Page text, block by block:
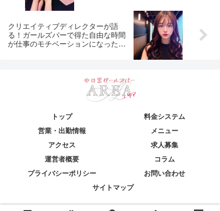
クリエイティブディレクターが語
る！ガールズバーで得た自由な時間
が仕事のモチベーションになった理
トップ
料金システム
営業・出勤情報
メニュー
アクセス
求人募集
運営者概要
コラム
プライバシーポリシー
お問い合わせ
サイトマップ